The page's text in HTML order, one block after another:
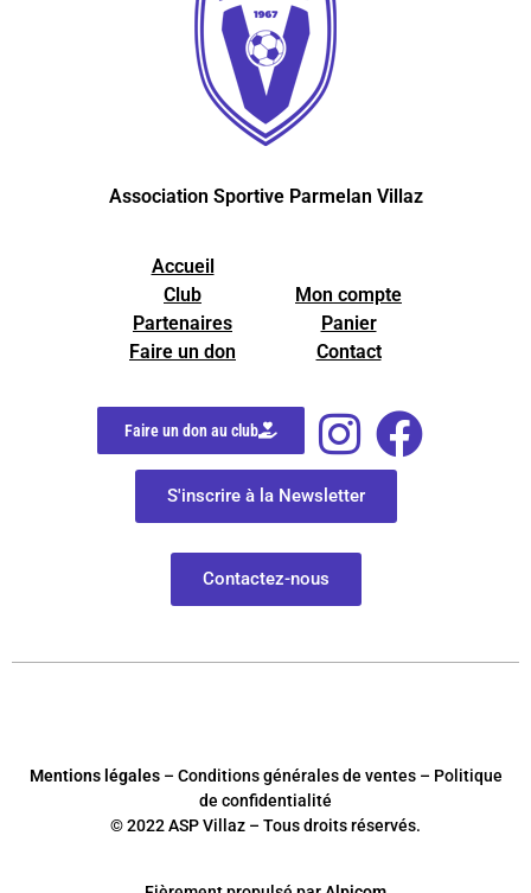
Association Sportive Parmelan Villaz
Accueil
Club
Partenaires
Faire un don
Mon compte
Panier
Contact
Faire un don au club
S'inscrire à la Newsletter
Contactez-nous
Mentions légales– Conditions générales de ventes – Politique
de confidentialité
© 2022 ASP Villaz – Tous droits réservés.